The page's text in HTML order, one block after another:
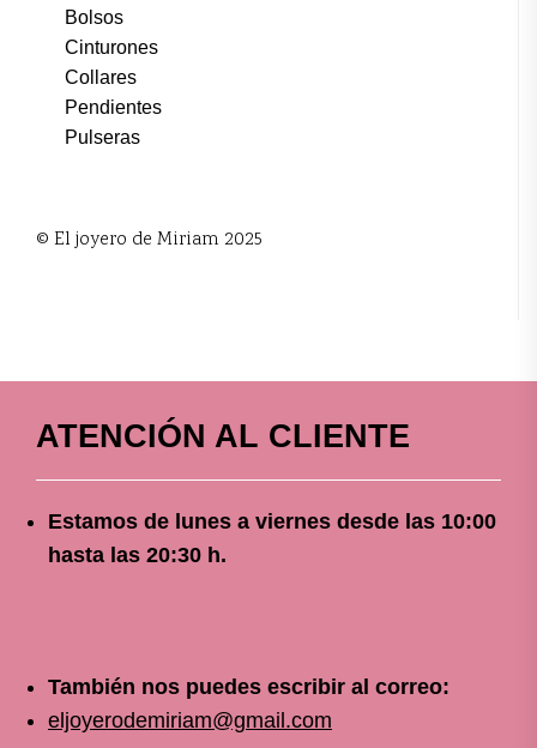
Bolsos
Cinturones
Collares
Pendientes
Pulseras
© El joyero de Miriam 2025
ATENCIÓN AL CLIENTE
Estamos de lunes a viernes desde las 10:00
hasta las 20:30 h.
También nos puedes escribir al correo:
eljoyerodemiriam@gmail.com